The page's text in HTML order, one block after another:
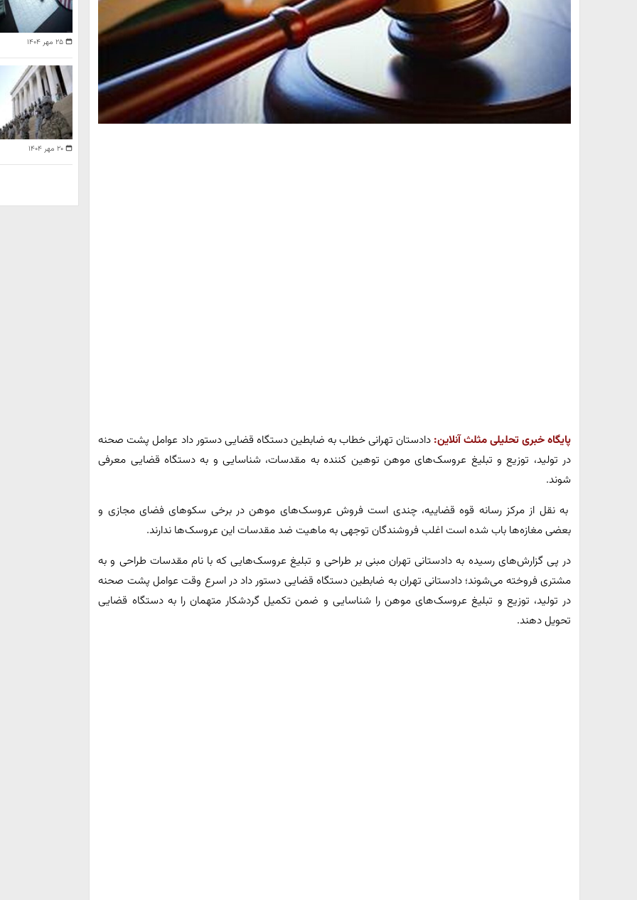
پایگاه خبری تحلیلی مثلث آنلاین: دادستان تهرانی خطاب به ضابطین دستگاه قضایی دستور داد عوامل پشت صحنه
در تولید، توزیع و تبلیغ عروسک‌های موهن توهین کننده به مقدسات، شناسایی و به دستگاه قضایی معرفی
شوند.
به نقل از مرکز رسانه قوه قضاییه، چندی است فروش عروسک‌های موهن در برخی سکوهای فضای مجازی و
بعضی مغازه‌ها باب شده است اغلب فروشندگان توجهی به ماهیت ضد مقدسات این عروسک‌ها ندارند.
در پی گزارش‌های رسیده به دادستانی تهران مبنی بر طراحی و تبلیغ عروسک‌هایی که با نام مقدسات طراحی و به
مشتری فروخته می‌شوند؛ دادستانی تهران به ضابطین دستگاه قضایی دستور داد در اسرع وقت عوامل پشت صحنه
در تولید، توزیع و تبلیغ عروسک‌های موهن را شناسایی و ضمن تکمیل گردشکار متهمان را به دستگاه قضایی
تحویل دهند.
۲۵ مهر ۱۴۰۴
۲۰ مهر ۱۴۰۴